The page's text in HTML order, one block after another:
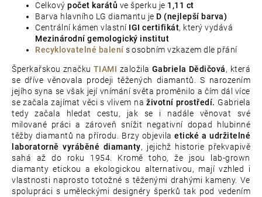
Celkový počet karátů ve šperku je 1,11 ct
Barva hlavního LG diamantu je D (nejlepší barva)
Centrální kámen vlastní IGI certifikát, který vydává
Mezinárodní gemologický institut
Recyklovatelné balení s osobním vzkazem dle přání
Šperkařskou značku TIAMI založila Gabriela Dědičová, která
se dříve věnovala prodeji těžených diamantů. S narozením
jejího syna se však její vnímání světa proměnilo a čím dál více
se začala zajímat věci s vlivem naživotní prostředí. Gabriela
tedy začala hledat cestu, jak se i nadále věnovat své
milované práci a zároveň snížit negativní dopad hlubinné
těžby diamantů na přírodu. Brzy objevilaetické a udržitelné
laboratorně vyráběné diamanty, jejichž historie překvapivě
sahá až do roku 1954. Kromě toho, že jsou lab-grown
diamanty etickou a ekologickou alternativou, mají vzhled i
vlastnosti naprosto totožné s těženými drahými kameny. Ve
spolupráci s uměleckými designéry šperků tak pod vedením